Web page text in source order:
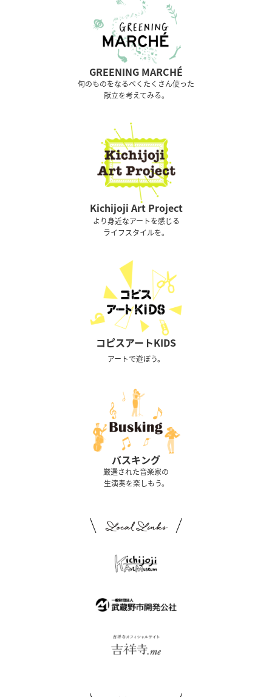
GREENING MARCHÉ
旬のものをなるべくたくさん使った
献立を考えてみる。
Kichijoji Art Project
より身近なアートを感じる
ライフスタイルを。
コピスアートKIDS
アートで遊ぼう。
バスキング
厳選された音楽家の
生演奏を楽しもう。